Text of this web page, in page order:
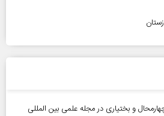
و بختیاری در مجله علمی بین المللی